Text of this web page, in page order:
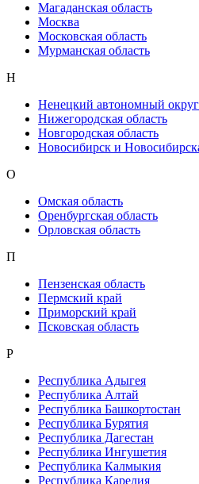
Магаданская область
Москва
Московская область
Мурманская область
Н
Ненецкий автономный округ
Нижегородская область
Новгородская область
Новосибирск и
О
Омская область
Оренбургская область
Орловская область
П
Пензенская область
Пермский край
Приморский край
Псковская область
Р
Республика Адыгея
Республика Алтай
Республика Башкортостан
Республика Бурятия
Республика Дагестан
Республика Ингушетия
Республика Калмыкия
Республика Карелия